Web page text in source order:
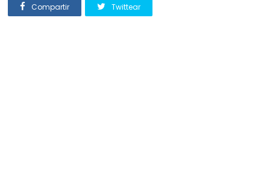
n
d
Compartir Twittear